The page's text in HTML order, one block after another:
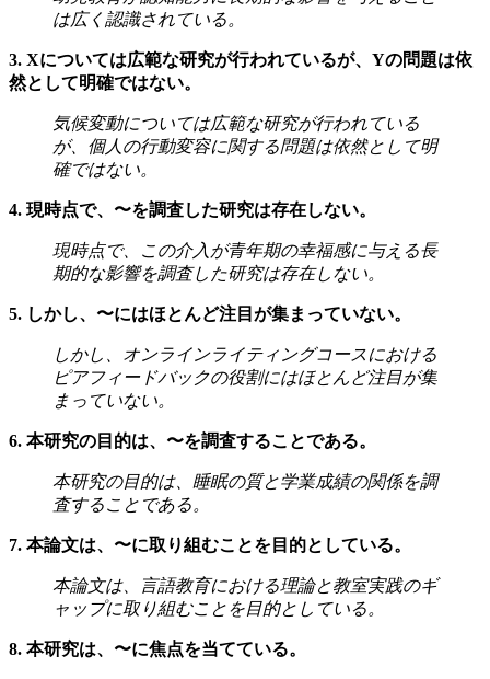
は広く認識されている。
3. Xについては広範な研究が行われているが、Yの問題は依
然として明確ではない。
気候変動については広範な研究が行われている
が、個人の行動変容に関する問題は依然として明
確ではない。
4. 現時点で、〜を調査した研究は存在しない。
現時点で、この介入が青年期の幸福感に与える長
期的な影響を調査した研究は存在しない。
5. しかし、〜にはほとんど注目が集まっていない。
しかし、オンラインライティングコースにおける
ピアフィードバックの役割にはほとんど注目が集
まっていない。
6. 本研究の目的は、〜を調査することである。
本研究の目的は、睡眠の質と学業成績の関係を調
査することである。
7. 本論文は、〜に取り組むことを目的としている。
本論文は、言語教育における理論と教室実践のギ
ャップに取り組むことを目的としている。
8. 本研究は、〜に焦点を当てている。